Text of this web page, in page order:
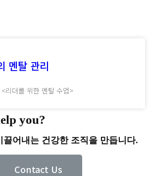
멘탈 관리
리더를 위한 멘탈 수업>
you?
끌어내는 건강한 조직을 만듭니다.
Contact Us